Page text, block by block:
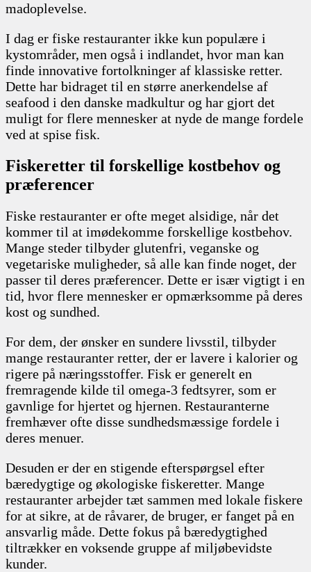
madoplevelse.
I dag er fiske restauranter ikke kun populære i
kystområder, men også i indlandet, hvor man kan
finde innovative fortolkninger af klassiske retter.
Dette har bidraget til en større anerkendelse af
seafood i den danske madkultur og har gjort det
muligt for flere mennesker at nyde de mange fordele
ved at spise fisk.
Fiskeretter til forskellige kostbehov og
præferencer
Fiske restauranter er ofte meget alsidige, når det
kommer til at imødekomme forskellige kostbehov.
Mange steder tilbyder glutenfri, veganske og
vegetariske muligheder, så alle kan finde noget, der
passer til deres præferencer. Dette er især vigtigt i en
tid, hvor flere mennesker er opmærksomme på deres
kost og sundhed.
For dem, der ønsker en sundere livsstil, tilbyder
mange restauranter retter, der er lavere i kalorier og
rigere på næringsstoffer. Fisk er generelt en
fremragende kilde til omega-3 fedtsyrer, som er
gavnlige for hjertet og hjernen. Restauranterne
fremhæver ofte disse sundhedsmæssige fordele i
deres menuer.
Desuden er der en stigende efterspørgsel efter
bæredygtige og økologiske fiskeretter. Mange
restauranter arbejder tæt sammen med lokale fiskere
for at sikre, at de råvarer, de bruger, er fanget på en
ansvarlig måde. Dette fokus på bæredygtighed
tiltrækker en voksende gruppe af miljøbevidste
kunder.